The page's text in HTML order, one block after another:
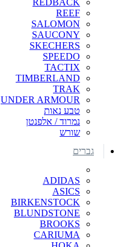
REEF
SALOMON
SAUCONY
SKECHERS
SPEEDO
TACTIX
TIMBERLAND
TRAK
UNDER ARMOUR
טבע נאות
נמרוד / אלפנטן
שורש
גברים
ADIDAS
ASICS
BIRKENSTOCK
BLUNDSTONE
BROOKS
CARIUMA